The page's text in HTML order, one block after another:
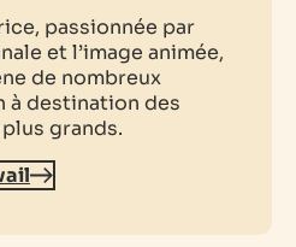
passionnée par
et l’image animée,
de nombreux
à destination des
grands.